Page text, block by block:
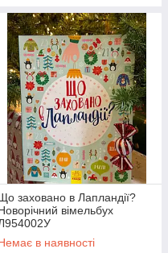
заховано в Лапландії?
вімельбух
в наявності